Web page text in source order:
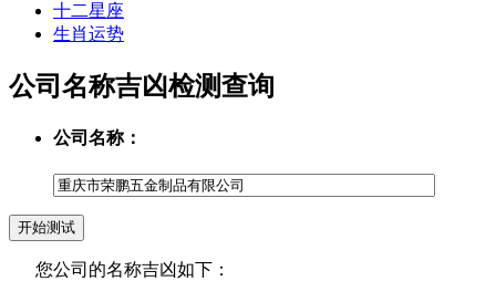
十二星座
生肖运势
公司名称吉凶检测查询
公司名称：
您公司的名称吉凶如下：